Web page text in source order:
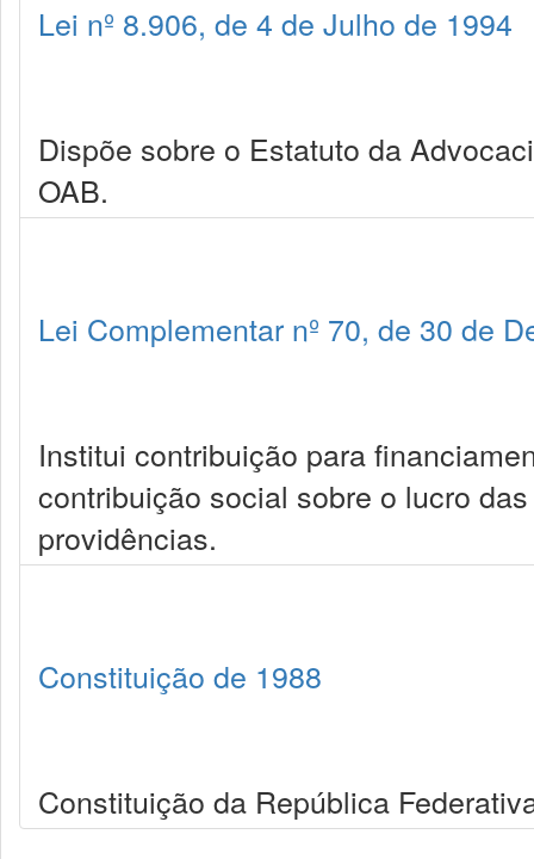
Lei nº 8.906, de 4 de Julho de 1994
Dispõe sobre o Estatuto da
OAB.
Lei Complementar nº 70, de 30 de
Institui contribuição para
contribuição social sobre o lucro
providências.
Constituição de 1988
Constituição da República